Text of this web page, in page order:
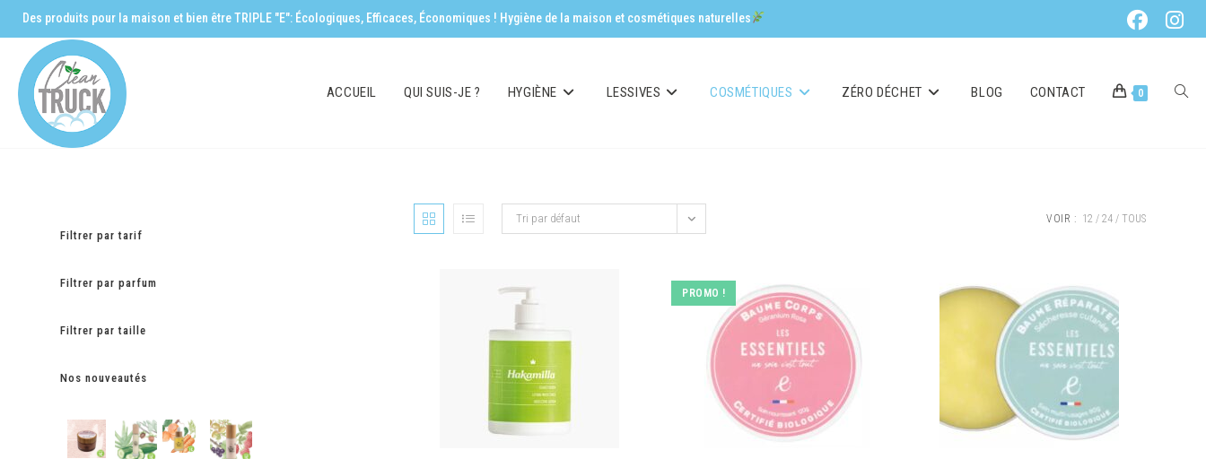
Des produits pour la maison et bien être TRIPLE "E": Écologiques, Efficaces, Économiques ! Hygiène de la maison et cosmétiques naturelles
ACCUEIL QUI SUIS-JE ? HYGIÈNE LESSIVES COSMÉTIQUES ZÉRO DÉCHET BLOG CONTACT 0
Filtrer par tarif
Filtrer par parfum
Filtrer par taille
Nos nouveautés
Tri par défaut VOIR : 12 24 TOUS
PROMO !